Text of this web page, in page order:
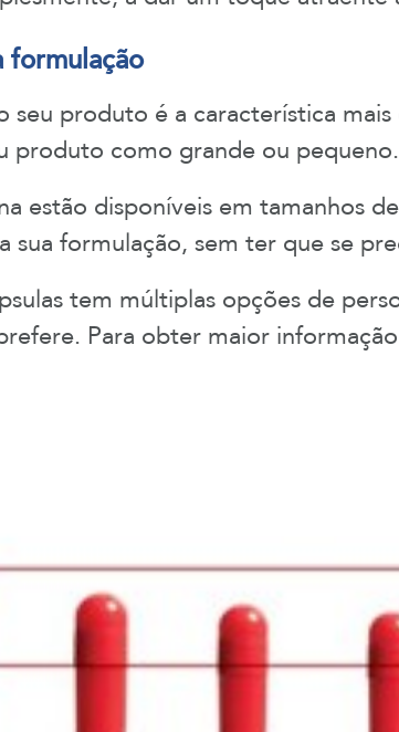
formulação
seu produto é a característica
produto como grande ou pequeno.
estão disponíveis em tamanhos
formulação, sem ter que se
tem múltiplas opções de
Para obter maior